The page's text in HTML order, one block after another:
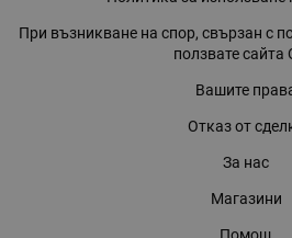
При възникване на спор, свързан с
ползвате сайта
Вашите
Отказ от
За нас
Магазини